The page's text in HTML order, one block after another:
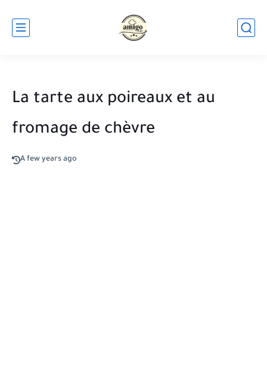
La tarte aux poireaux et au
fromage de chèvre
A few years ago